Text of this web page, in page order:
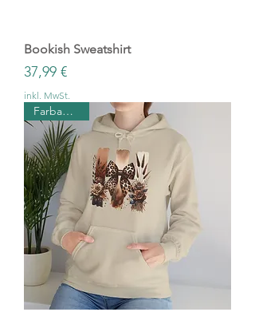
Bookish Sweatshirt
Preis
37,99 €
inkl. MwSt.
Farbauswahl